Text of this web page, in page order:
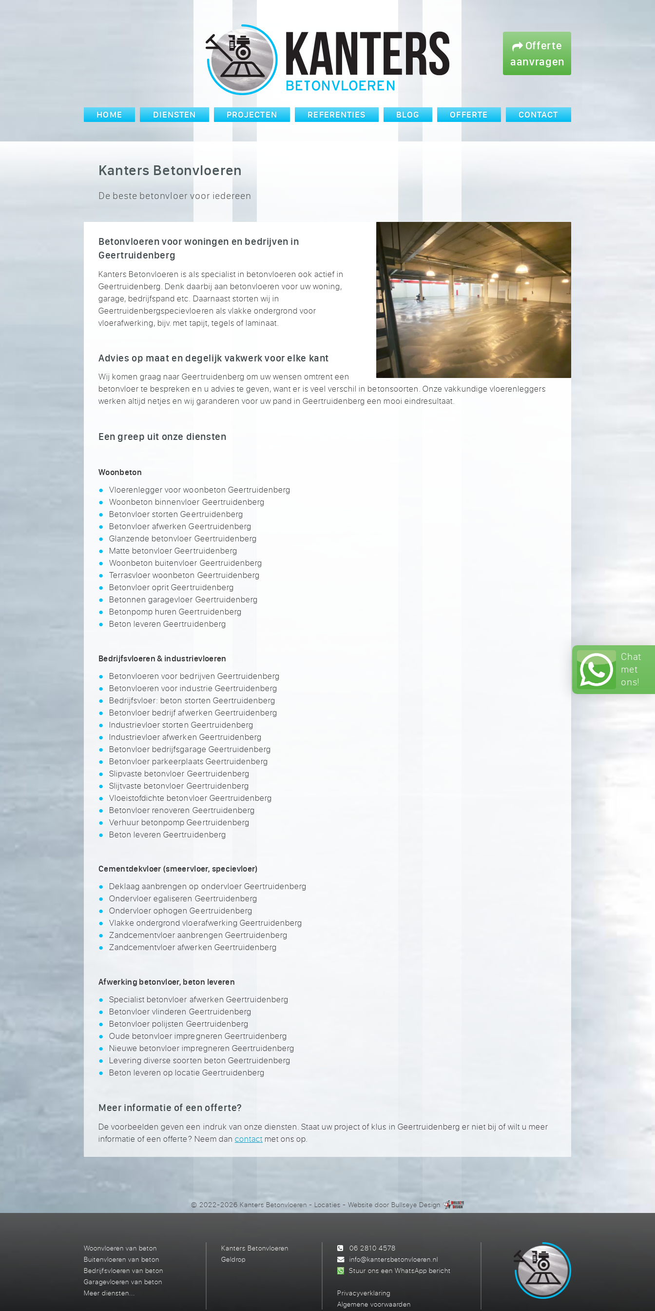
Chat
met
ons!
Offerte
aanvragen
HOME DIENSTEN PROJECTEN REFERENTIES BLOG OFFERTE CONTACT
Kanters Betonvloeren
De beste betonvloer voor iedereen
Betonvloeren voor woningen en bedrijven in
Geertruidenberg
Kanters Betonvloeren is als specialist in betonvloeren ook actief in
Geertruidenberg. Denk daarbij aan betonvloeren voor uw woning,
garage, bedrijfspand etc. Daarnaast storten wij in
Geertruidenbergspecievloeren als vlakke ondergrond voor
vloerafwerking, bijv. met tapijt, tegels of laminaat.
Advies op maat en degelijk vakwerk voor elke kant
Wij komen graag naar Geertruidenberg om uw wensen omtrent een
betonvloer te bespreken en u advies te geven, want er is veel verschil in betonsoorten. Onze vakkundige vloerenleggers
werken altijd netjes en wij garanderen voor uw pand in Geertruidenberg een mooi eindresultaat.
Een greep uit onze diensten
Woonbeton
Vloerenlegger voor woonbeton Geertruidenberg
Woonbeton binnenvloer Geertruidenberg
Betonvloer storten Geertruidenberg
Betonvloer afwerken Geertruidenberg
Glanzende betonvloer Geertruidenberg
Matte betonvloer Geertruidenberg
Woonbeton buitenvloer Geertruidenberg
Terrasvloer woonbeton Geertruidenberg
Betonvloer oprit Geertruidenberg
Betonnen garagevloer Geertruidenberg
Betonpomp huren Geertruidenberg
Beton leveren Geertruidenberg
Bedrijfsvloeren & industrievloeren
Betonvloeren voor bedrijven Geertruidenberg
Betonvloeren voor industrie Geertruidenberg
Bedrijfsvloer: beton storten Geertruidenberg
Betonvloer bedrijf afwerken Geertruidenberg
Industrievloer storten Geertruidenberg
Industrievloer afwerken Geertruidenberg
Betonvloer bedrijfsgarage Geertruidenberg
Betonvloer parkeerplaats Geertruidenberg
Slipvaste betonvloer Geertruidenberg
Slijtvaste betonvloer Geertruidenberg
Vloeistofdichte betonvloer Geertruidenberg
Betonvloer renoveren Geertruidenberg
Verhuur betonpomp Geertruidenberg
Beton leveren Geertruidenberg
Cementdekvloer (smeervloer, specievloer)
Deklaag aanbrengen op ondervloer Geertruidenberg
Ondervloer egaliseren Geertruidenberg
Ondervloer ophogen Geertruidenberg
Vlakke ondergrond vloerafwerking Geertruidenberg
Zandcementvloer aanbrengen Geertruidenberg
Zandcementvloer afwerken Geertruidenberg
Afwerking betonvloer, beton leveren
Specialist betonvloer afwerken Geertruidenberg
Betonvloer vlinderen Geertruidenberg
Betonvloer polijsten Geertruidenberg
Oude betonvloer impregneren Geertruidenberg
Nieuwe betonvloer impregneren Geertruidenberg
Levering diverse soorten beton Geertruidenberg
Beton leveren op locatie Geertruidenberg
Meer informatie of een offerte?
De voorbeelden geven een indruk van onze diensten. Staat uw project of klus in Geertruidenberg er niet bij of wilt u meer
informatie of een offerte? Neem dan contact met ons op.
© 2022-2026 Kanters Betonvloeren -Locaties - Website doorBullseye Design
Woonvloeren van beton
Buitenvloeren van beton
Bedrijfsvloeren van beton
Garagevloeren van beton
Meer diensten...
Kanters Betonvloeren
Geldrop
06 2810 4578
info@kantersbetonvloeren.nl
Stuur ons een WhatsApp bericht
Privacyverklaring
Algemene voorwaarden